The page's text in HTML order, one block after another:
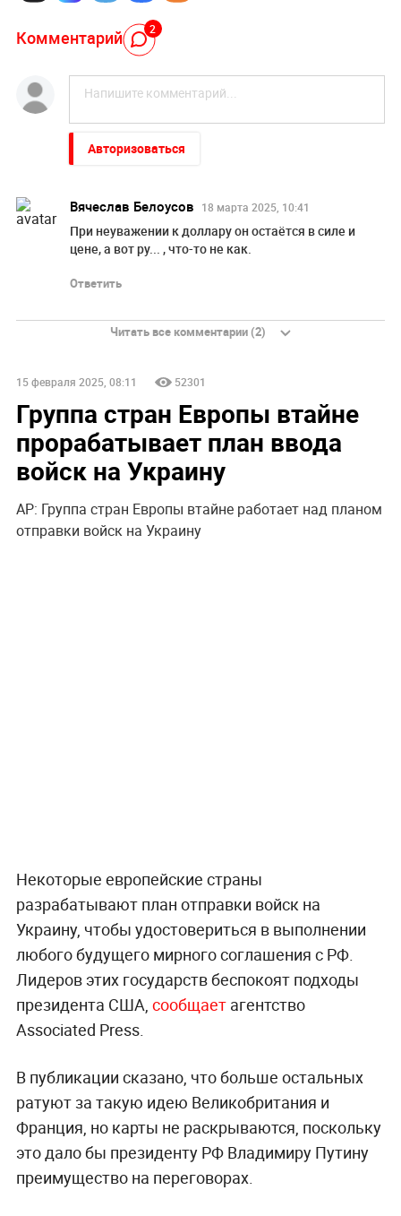
Комментарий 2
Авторизоваться
Вячеслав Белоусов 18 марта 2025, 10:41
При неуважении к доллару он остаётся в силе и
цене, а вот ру... , что-то не как.
Ответить
Читать все комментарии (2)
15 февраля 2025, 08:11 52301
Группа стран Европы втайне
прорабатывает план ввода
войск на Украину
AP: Группа стран Европы втайне работает над планом
отправки войск на Украину
Некоторые европейские страны
разрабатывают план отправки войск на
Украину, чтобы удостовериться в выполнении
любого будущего мирного соглашения с РФ.
Лидеров этих государств беспокоят подходы
президента США, сообщает агентство
Associated Press.
В публикации сказано, что больше остальных
ратуют за такую идею Великобритания и
Франция, но карты не раскрываются, поскольку
это дало бы президенту РФ Владимиру Путину
преимущество на переговорах.